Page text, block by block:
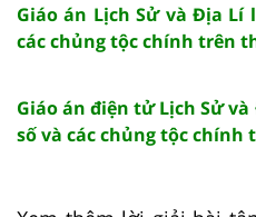
Giáo án Lịch Sử và Địa Lí
các chủng tộc chính trên
Giáo án điện tử Lịch Sử
số và các chủng tộc chính